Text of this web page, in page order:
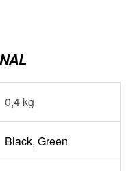
0,4 kg
Black, Green